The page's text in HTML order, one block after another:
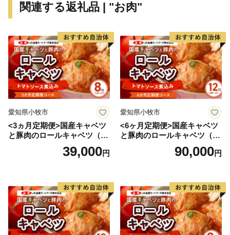
勝記念美術館をはじめとする文化施設も充実しており、
っており、「然別湖」では冬の間のみ凍結した湖上に作
られた村「しかりべつ湖コタン」が開かれ、雪と氷の真
っ白な世界で十勝の冬を楽しむことができます。秋に獲
れたばかりの新そばが味わえる「鹿追そばまつり」や、
アイヌ文化を間近で体験できる「白蛇姫まつり」なども
また教育にも力を入れており、幼・小・中・高一貫した
える英語力と国際的なコミニュケーション能力を全員に
問題に対する知識と理念と行動力を身につけた生徒を育
てる地球学などを学ぶことによって国際社会に貢献する
人材の育成を目指す独自の教育を行っています。
関連する返礼品 | "お肉"
愛知県小牧市
<3ヵ月定期便>国産キャベツ
と豚肉のロールキャベツ（4P
39,000円
愛知県小牧市
<6ヶ月定期便>国産キャベツ
と豚肉のロールキャベツ（6P
90,000円